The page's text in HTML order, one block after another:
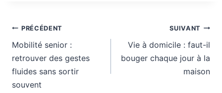
Navigation
de
PRÉCÉDENT
Mobilité senior :
retrouver des gestes
fluides sans sortir
souvent
SUIVANT
Vie à domicile : faut-il
bouger chaque jour à la
maison